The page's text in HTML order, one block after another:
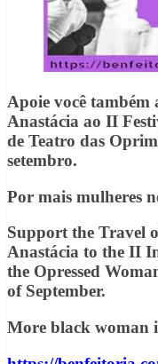
Apoie você
Anastácia ao II
de Teatro das
setembro.
Por mais mulheres
Support the Travel
Anastácia to the II
the Opressed
of September.
More black woman